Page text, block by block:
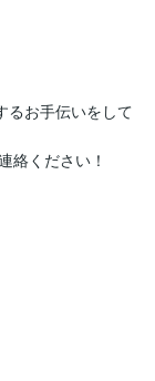
るお手伝いをして
絡ください！